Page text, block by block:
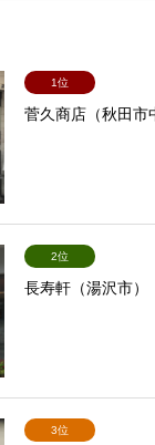
1位
菅久商店（秋田市
2位
長寿軒（湯沢市）
3位